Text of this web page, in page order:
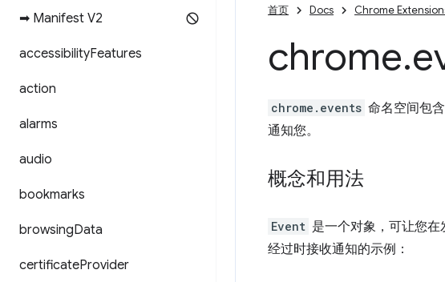
➡ Manifest V2
accessibilityFeatures
action
alarms
audio
bookmarks
browsingData
certificateProvider
首页 Docs Chrome
chrome.
chrome.events 命名空间包
通知您。
概念和用法
Event 是一个对象，可让您
经过时接收通知的示例：